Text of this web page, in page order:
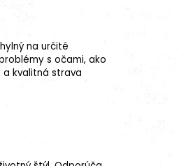
na určité
s očami, ako
a kvalitná strava